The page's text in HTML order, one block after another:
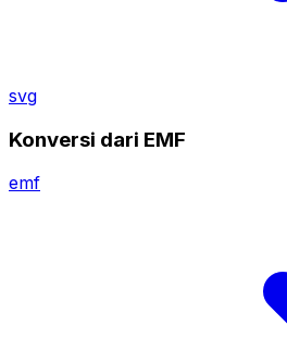
svg
Konversi dari EMF
emf